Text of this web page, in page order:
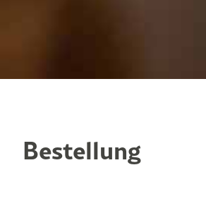
Bestellung